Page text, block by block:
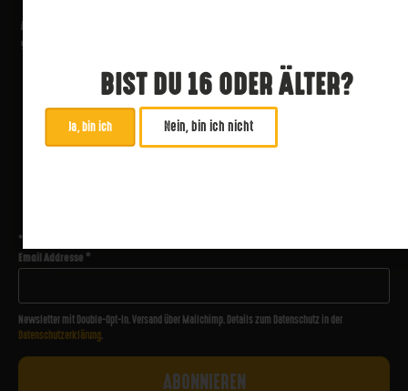
*
Email Addresse*
Newsletter mit Double-Opt-In. Versand über Mailchimp. Details zum Datenschutz in der
Datenschutzerklärung.
BIST DU 16 ODER ÄLTER?
Ja, bin ich Nein, bin ich nicht